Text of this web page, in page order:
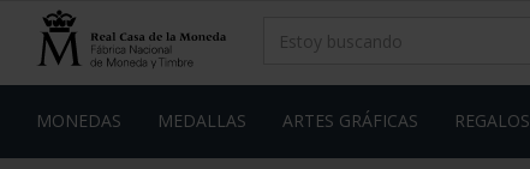
contenido
de
MONEDAS MEDALLAS ARTES GRÁFICAS REGALOS